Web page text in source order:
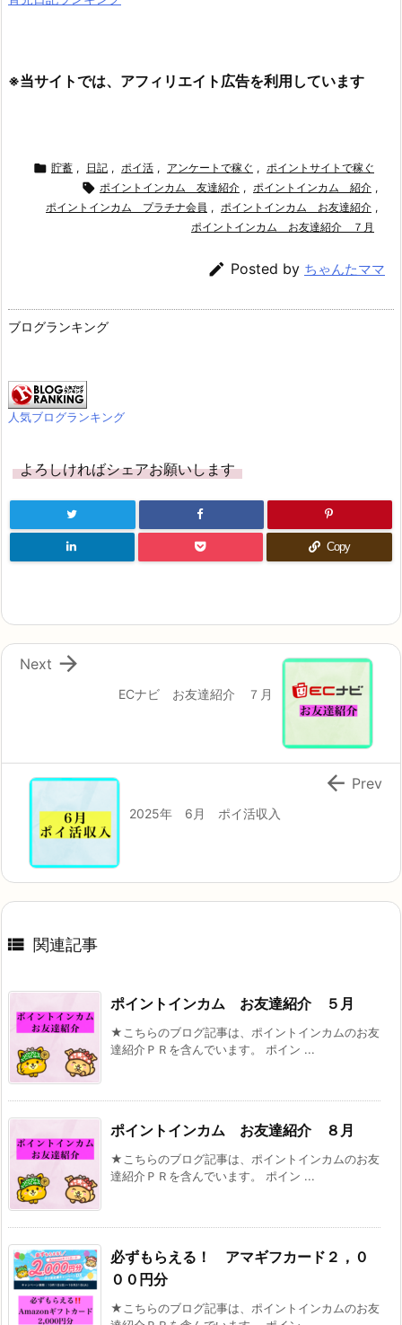
※当サイトでは、アフィリエイト広告を利用しています
 貯蓄 , 日記 , ポイ活 , アンケートで稼ぐ , ポイントサイトで稼ぐ
 ポイントインカム 友達紹介 , ポイントインカム 紹介 ,
ポイントインカム プラチナ会員 , ポイントインカム お友達紹介 ,
ポイントインカム お友達紹介 ７月
 Posted by ちゃんたママ
ブログランキング
人気ブログランキング
よろしければシェアお願いします
Copy
ECナビ お友達紹介 ７月

Next
2025年 6月 ポイ活収入
 Prev
 関連記事
ポイントインカム お友達紹介 ５月
★こちらのブログ記事は、ポイントインカムのお友
達紹介ＰＲを含んでいます。 ポイン ...
ポイントインカム お友達紹介 ８月
★こちらのブログ記事は、ポイントインカムのお友
達紹介ＰＲを含んでいます。 ポイン ...
必ずもらえる！ アマギフカード２，０
００円分
★こちらのブログ記事は、ポイントインカムのお友